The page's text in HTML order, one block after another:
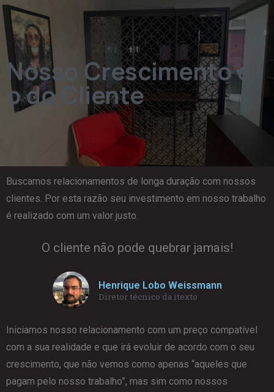
Nosso Crescimento é
o do Cliente
Buscamos relacionamentos de longa duração com nossos
clientes. Por esta razão seu investimento em nosso trabalho
é realizado com um valor justo.
O cliente não pode quebrar jamais!
Henrique Lobo Weissmann
Diretor técnico da itexto
Iniciamos nosso relacionamento com um preço compatível
com a sua realidade e que irá evoluir de acordo com o seu
crescimento, que não vemos como apenas “aqueles que
pagam pelo nosso trabalho”, mas sim como nossos